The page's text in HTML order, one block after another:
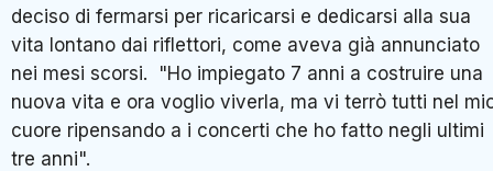
deciso di fermarsi per ricaricarsi e dedicarsi alla sua
vita lontano dai riflettori, come aveva già annunciato
nei mesi scorsi. "Ho impiegato 7 anni a costruire una
nuova vita e ora voglio viverla, ma vi terrò tutti nel
cuore ripensando a i concerti che ho fatto negli ultimi
tre anni".